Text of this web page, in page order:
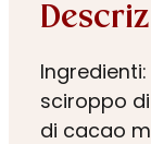
sciroppo
di cacao